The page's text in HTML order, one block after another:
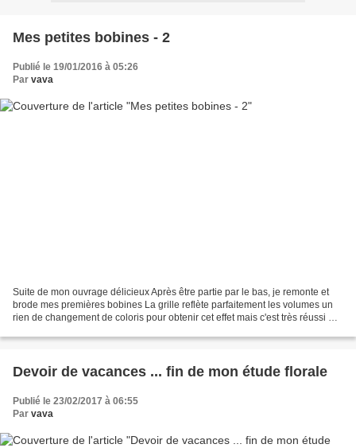
Mes petites bobines - 2
Publié le 19/01/2016 à 05:26
Par vava
Suite de mon ouvrage délicieux Après être partie par le bas, je remonte et
brode mes premières bobines La grille reflète parfaitement les volumes un
rien de changement de coloris pour obtenir cet effet mais c'est très réussi Un
Devoir de vacances ... fin de mon étude florale
Publié le 23/02/2017 à 06:55
Par vava